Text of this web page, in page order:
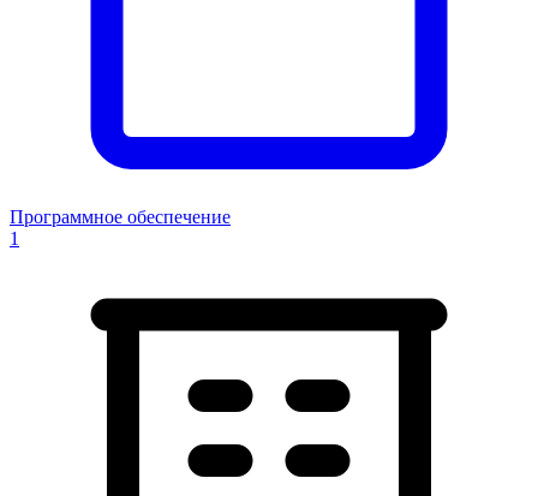
Программное обеспечение
1